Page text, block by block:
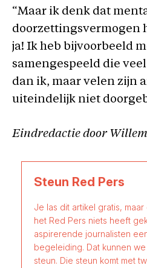
“Maar ik denk dat
doorzettingsvermogen
ja! Ik heb bijvoorbeeld
samengespeeld die
dan ik, maar velen zijn
uiteindelijk niet
Eindredactie door
Steun Red Pers
Je las dit artikel gratis,
het Red Pers niets heeft
aspirerende journalisten
begeleiding. Dat kunnen
steun. Die steun komt met